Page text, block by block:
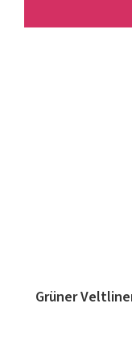
Grüner